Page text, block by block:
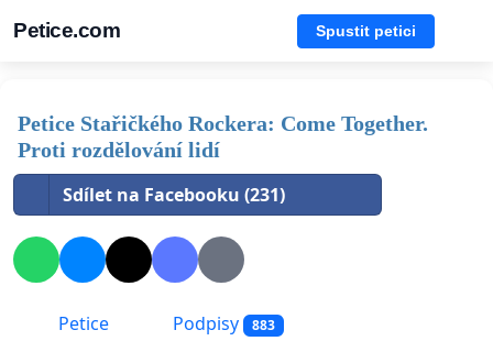
Petice.com Spustit petici
Petice Stařičkého Rockera: Come Together.
Proti rozdělování lidí
Sdílet na Facebooku (231)
Petice Podpisy 883